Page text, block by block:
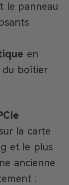
le panneau
en
du boîtier
la carte
et le plus
ancienne
: